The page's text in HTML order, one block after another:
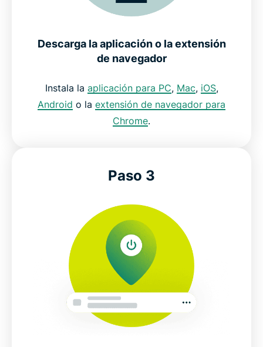
Descarga la aplicación o la extensión
de navegador
Instala la aplicación para PC, Mac, iOS,
Android o la extensión de navegador para
Chrome.
Paso 3